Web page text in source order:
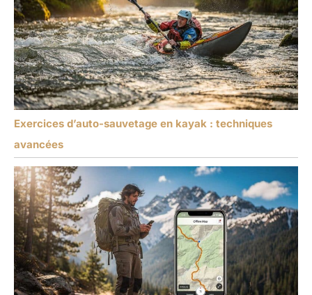
Exercices d’auto-sauvetage en kayak : techniques
avancées